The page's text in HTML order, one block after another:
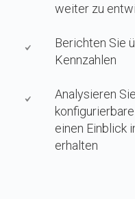
weiter zu
Berichten Sie
Kennzahlen
Analysieren
einen Einblick
erhalten